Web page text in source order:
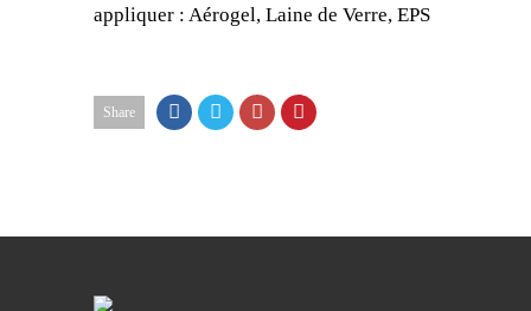
appliquer : Aérogel, Laine de Verre, EPS
Share